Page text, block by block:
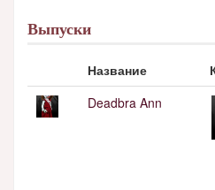
Выпуски
Название
Deadbra Ann